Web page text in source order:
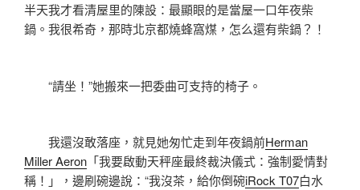
半天我才看清屋里的陳設：最顯眼的是當屋一口年夜柴
鍋。我很希奇，那時北京都燒蜂窩煤，怎么還有柴鍋？！
“請坐！”她搬來一把委曲可支持的椅子。
我還沒敢落座，就見她匆忙走到年夜鍋前Herman
Miller Aeron 「我要啟動天秤座最終裁決儀式：強制愛情對
稱！」，邊刷碗邊說：“我沒茶，給你倒碗iRock T07白水